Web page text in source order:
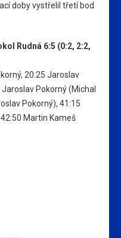
doby vystřelil třetí bod
Rudná 6:5 (0:2, 2:2,
20:25 Jaroslav
Jaroslav Pokorný (Michal
Pokorný), 41:15
42:50 Martin Kameš